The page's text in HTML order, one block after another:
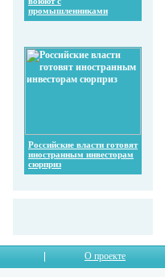
промышленниками
Российские власти готовят
иностранным инвесторам
сюрприз
О проекте